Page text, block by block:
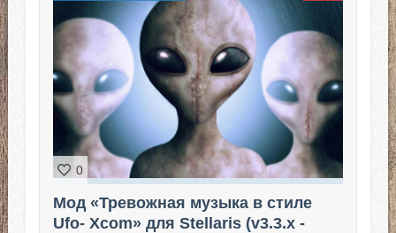
0
Мод «Тревожная музыка в стиле
Ufo- Xcom» для Stellaris (v3.3.x -